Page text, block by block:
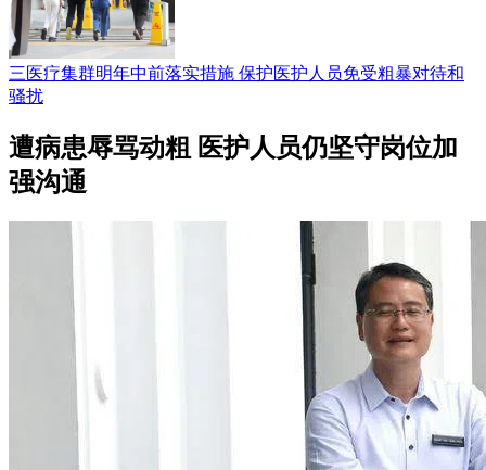
三医疗集群明年中前落实措施 保护医护人员免受粗暴对待和
骚扰
遭病患辱骂动粗 医护人员仍坚守岗位加
强沟通